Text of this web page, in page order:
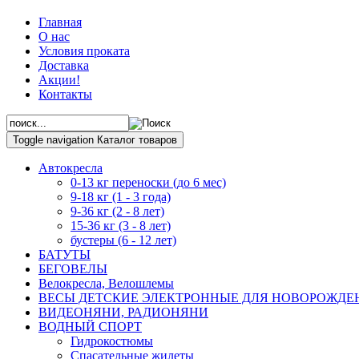
Главная
О нас
Условия проката
Доставка
Акции!
Контакты
Toggle navigation Каталог товаров
Автокресла
0-13 кг переноски (до 6 мес)
9-18 кг (1 - 3 года)
9-36 кг (2 - 8 лет)
15-36 кг (3 - 8 лет)
бустеры (6 - 12 лет)
БАТУТЫ
БЕГОВЕЛЫ
Велокресла, Велошлемы
ВЕСЫ ДЕТСКИЕ ЭЛЕКТРОННЫЕ ДЛЯ
ВИДЕОНЯНИ, РАДИОНЯНИ
ВОДНЫЙ СПОРТ
Гидрокостюмы
Спасательные жилеты